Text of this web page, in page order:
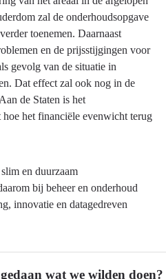
zal de onderhoudsopgave
toenemen. Daarnaast
en de prijsstijgingen voor
gevolg van de situatie in
Dat effect zal ook nog in de
de Staten is het
hoe het financiële evenwicht terug
en duurzaam
bij beheer en onderhoud
innovatie en datagedreven
wat we wilden doen?